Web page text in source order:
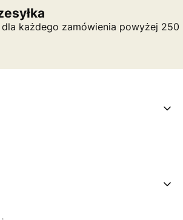
każdego zamówienia powyżej 250